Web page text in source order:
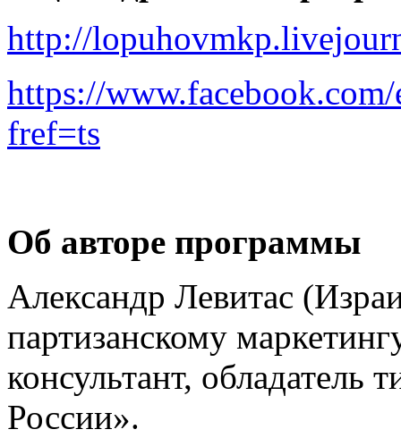
http://
https://
fref=ts
Об авторе программы
Александр Левитас
партизанскому
консультант, обладатель
России».